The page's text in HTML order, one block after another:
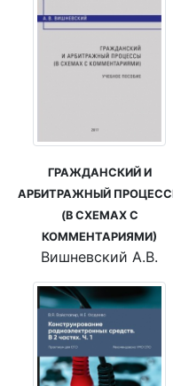
ГРАЖДАНСКИЙ И
АРБИТРАЖНЫЙ
(В СХЕМАХ С
КОММЕНТАРИЯМИ)
Вишневский А.В.